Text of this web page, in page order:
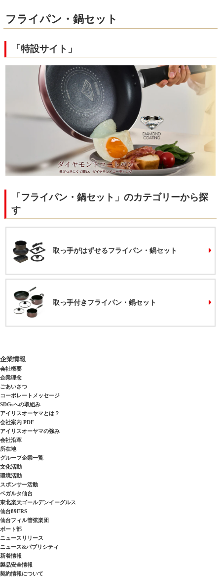
フライパン・鍋セット
「特設サイト」
「フライパン・鍋セット」のカテゴリーから探
す
取っ手がはずせるフライパン・鍋セット
取っ手付きフライパン・鍋セット
企業情報
会社概要
企業理念
ごあいさつ
コーポレートメッセージ
SDGsへの取組み
アイリスオーヤマとは？
会社案内 PDF
アイリスオーヤマの強み
会社沿革
所在地
グループ企業一覧
文化活動
環境活動
スポンサー活動
ベガルタ仙台
東北楽天ゴールデンイーグルス
仙台89ERS
仙台フィル管弦楽団
ボート部
ニュースリリース
ニュース&パブリシティ
新着情報
製品安全情報
契約情報について